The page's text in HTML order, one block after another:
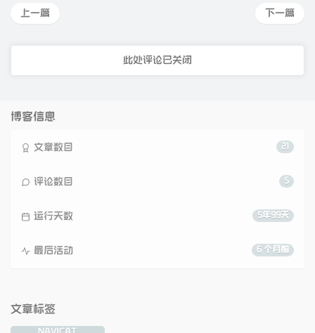
下一篇
上一篇
此处评论已关闭
博客信息
21
文章数目
5
评论数目
5年99天
运行天数
6 个月前
最后活动
文章标签